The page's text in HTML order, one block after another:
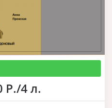
Р./4 л.